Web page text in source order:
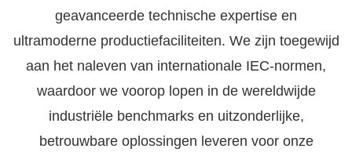
geavanceerde technische expertise en
ultramoderne productiefaciliteiten. We zijn toegewijd
aan het naleven van internationale IEC-normen,
waardoor we voorop lopen in de wereldwijde
industriële benchmarks en uitzonderlijke,
betrouwbare oplossingen leveren voor onze